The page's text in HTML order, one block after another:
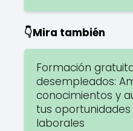
👇Mira también
Formación
desempleados:
conocimientos y
tus oportunidades
laborales